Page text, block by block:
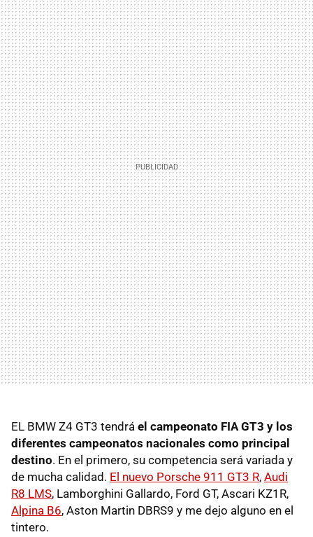
EL BMW Z4 GT3 tendrá el campeonato FIA GT3 y los
diferentes campeonatos nacionales como principal
destino. En el primero, su competencia será variada y
de mucha calidad. El nuevo Porsche 911 GT3 R, Audi
R8 LMS, Lamborghini Gallardo, Ford GT, Ascari KZ1R,
Alpina B6, Aston Martin DBRS9 y me dejo alguno en el
tintero.